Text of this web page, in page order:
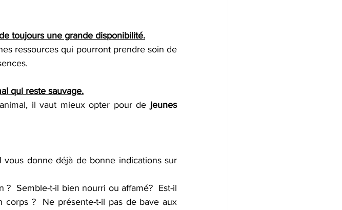
toujours une grande disponibilité.
ressources qui pourront prendre soin de
qui reste sauvage.
il vaut mieux opter pour de jeunes
donne déjà de bonne indications sur
Semble-t-il bien nourri ou affamé?  Est-il
?  Ne présente-t-il pas de bave aux